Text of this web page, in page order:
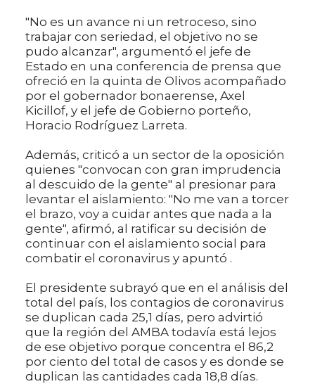
"No es un avance ni un retroceso, sino
trabajar con seriedad, el objetivo no se
pudo alcanzar", argumentó el jefe de
Estado en una conferencia de prensa que
ofreció en la quinta de Olivos acompañado
por el gobernador bonaerense, Axel
Kicillof, y el jefe de Gobierno porteño,
Horacio Rodríguez Larreta.
Además, criticó a un sector de la oposición
quienes "convocan con gran imprudencia
al descuido de la gente" al presionar para
levantar el aislamiento: "No me van a torcer
el brazo, voy a cuidar antes que nada a la
gente", afirmó, al ratificar su decisión de
continuar con el aislamiento social para
combatir el coronavirus y apuntó .
El presidente subrayó que en el análisis del
total del país, los contagios de coronavirus
se duplican cada 25,1 días, pero advirtió
que la región del AMBA todavía está lejos
de ese objetivo porque concentra el 86,2
por ciento del total de casos y es donde se
duplican las cantidades cada 18,8 días.